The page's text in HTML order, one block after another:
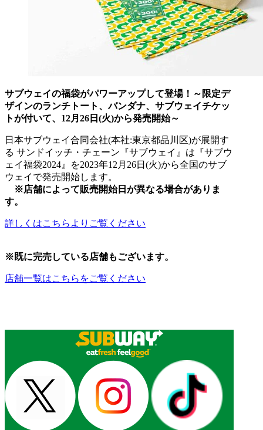
サブウェイの福袋がパワーアップして登場！～限定デ
ザインのランチトート、バンダナ、サブウェイチケッ
トが付いて、12月26日(火)から発売開始～
日本サブウェイ合同会社(本社:東京都品川区)が展開す
る サンドイッチ・チェーン『サブウェイ』は『サブウ
ェイ福袋2024』を2023年12月26日(火)から全国のサブ
ウェイで発売開始します。
※店舗によって販売開始日が異なる場合がありま
す。
詳しくはこちらよりご覧ください
※既に完売している店舗もございます。
店舗一覧はこちらをご覧ください